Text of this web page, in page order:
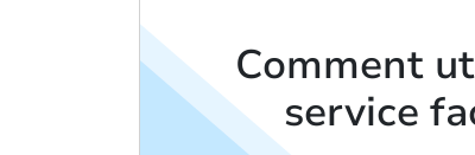
Comment
service